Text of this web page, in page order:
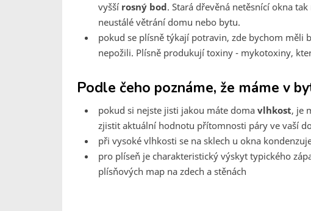
vyšší rosný bod. Stará dřevěná netěsnící okna
neustálé větrání domu nebo bytu.
pokud se plísně týkají potravin, zde bychom měli
nepožili. Plísně produkují toxiny - mykotoxiny,
Podle čeho poznáme, že máme v
pokud si nejste jisti jakou máte doma vlhkost, je
zjistit aktuální hodnotu přítomnosti páry ve vaší
při vysoké vlhkosti se na sklech u okna
pro plíseň je charakteristický výskyt typického
plísňových map na zdech a stěnách